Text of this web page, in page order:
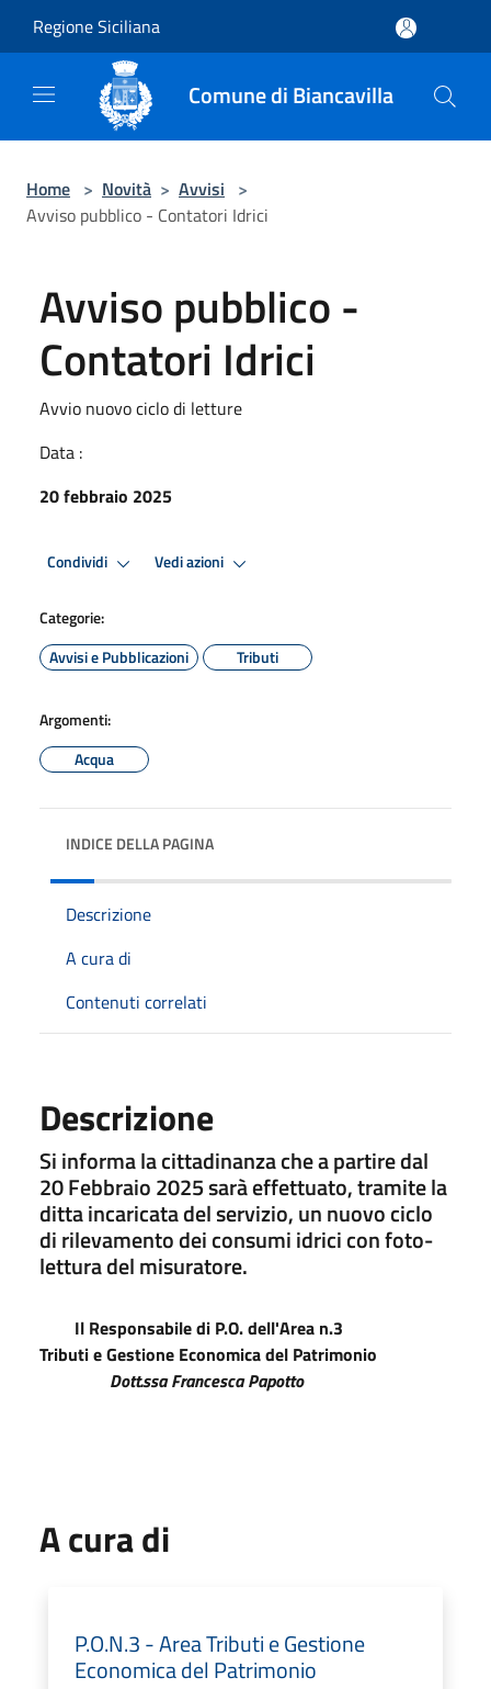
Regione Siciliana
Comune di Biancavilla
Home > Novità > Avvisi >
Avviso pubblico - Contatori Idrici
Avviso pubblico -
Contatori Idrici
Avvio nuovo ciclo di letture
Data :
20 febbraio 2025
Condividi Vedi azioni
Categorie:
Avvisi e Pubblicazioni
Tributi
Argomenti:
Acqua
INDICE DELLA PAGINA
Descrizione
A cura di
Contenuti correlati
Descrizione
Si informa la cittadinanza che a partire dal
20 Febbraio 2025 sarà effettuato, tramite la
ditta incaricata del servizio, un nuovo ciclo
di rilevamento dei consumi idrici con foto-
lettura del misuratore.
Il Responsabile di P.O. dell'Area n.3
Tributi e Gestione Economica del Patrimonio
Dott.ssa Francesca Papotto
A cura di
P.O.N.3 - Area Tributi e Gestione
Economica del Patrimonio